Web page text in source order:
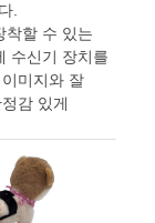
.
착할 수 있는
수신기 장치를
미지와 잘
감 있게